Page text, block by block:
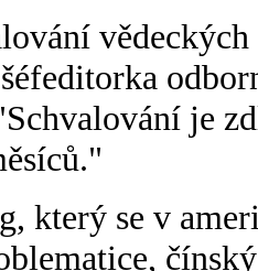
je
který se v